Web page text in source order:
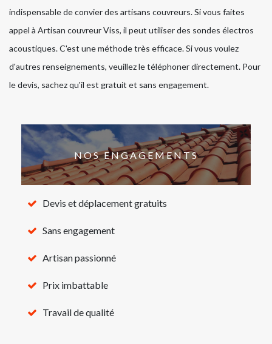
indispensable de convier des artisans couvreurs. Si vous faites
appel à Artisan couvreur Viss, il peut utiliser des sondes électros
acoustiques. C'est une méthode très efficace. Si vous voulez
d'autres renseignements, veuillez le téléphoner directement. Pour
le devis, sachez qu'il est gratuit et sans engagement.
NOS ENGAGEMENTS
Devis et déplacement gratuits
Sans engagement
Artisan passionné
Prix imbattable
Travail de qualité